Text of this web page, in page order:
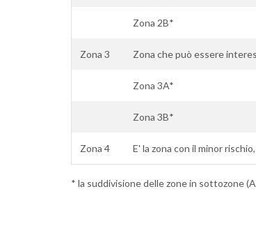
Zona 2B*
Zona 3 Zona che può essere
Zona 3A*
Zona 3B*
Zona 4 E' la zona con il minor
* la suddivisione delle zone in sottozone